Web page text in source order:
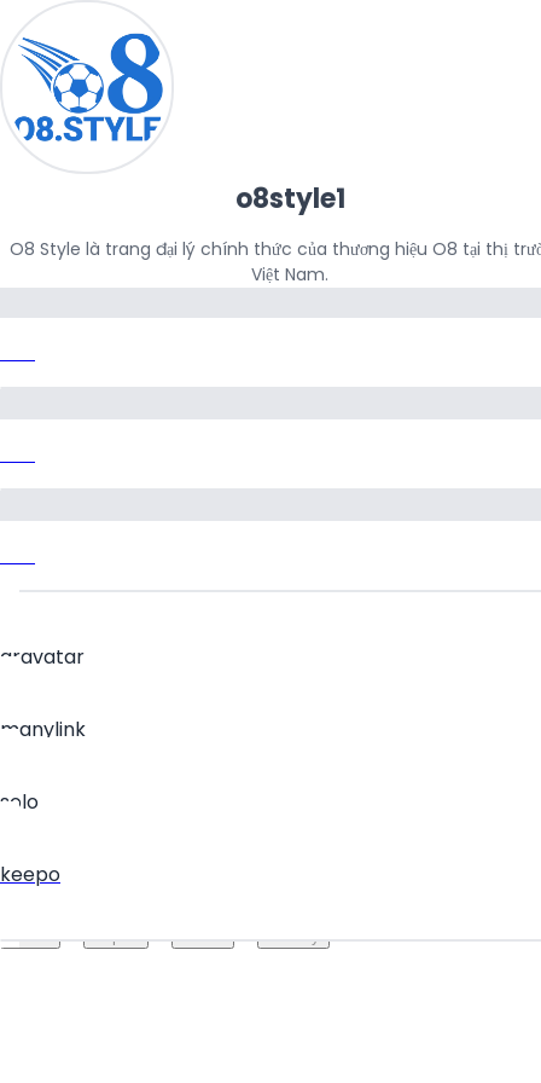
o8style1
O8 Style là trang đại lý chính thức của thương hiệu O8 tại thị
Việt Nam.
gravatar
manylink
solo
keepo
About · Report · Terms · Privacy